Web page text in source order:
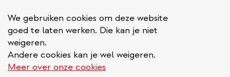
We gebruiken cookies om deze website
goed te laten werken. Die kan je niet
weigeren.
Andere cookies kan je wel weigeren.
Meer over onze cookies